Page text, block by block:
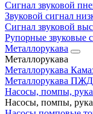
Сигнал звуковой
Звуковой сигнал
Сигнал звуковой
Рупорные звуковые
Металлорукава
Металлорукава
Металлорукава
Металлорукава ПЖД
Насосы, помпы,
Насосы, помпы,